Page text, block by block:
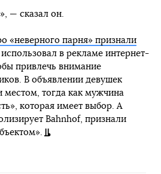
— сказал он.
«неверного парня» признали
в рекламе интернет-
привлечь внимание
В объявлении девушек
местом, тогда как мужчина
которая имеет выбор. А
Bahnhof, признали